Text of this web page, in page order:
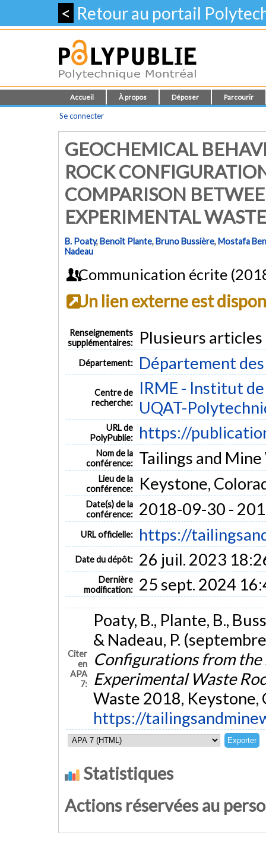
< Retour au portail
Accueil À propos Déposer Parcourir
Se connecter
GEOCHEMICAL
ROCK
COMPARISON
EXPERIMENTAL
B. Poaty,Benoît Plante,Bruno Bussière,Mostafa
Nadeau
Communication écrite
Un lien externe est
Renseignements
supplémentaires:
Plusieurs articles
Département: Département
Centre de
recherche:
IRME - Institut
UQAT-
URL de
PolyPublie:
https://
Nom de la
conférence:
Tailings and
Lieu de la
conférence:
Keystone,
Date(s) de la
conférence:
2018-09-30 -
URL officielle: https://
Date du dépôt: 26 juil. 2023
Dernière
modification:
25 sept. 2024
Citer
en
APA
7:
Poaty, B., Plante, B.,
& Nadeau, P.
Configurations from the
Experimental Waste
Waste 2018, Keystone,
https://
Statistiques
Actions réservées au